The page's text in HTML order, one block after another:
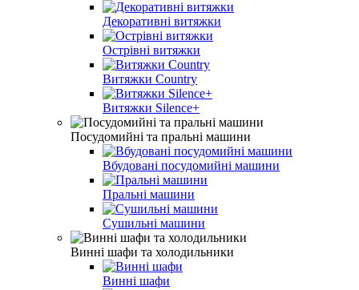
Декоративні витяжки
Острівні витяжки
Витяжки Country
Витяжки Silence+
Посудомийні та пральні машини
Вбудовані посудомийні машини
Пральні машини
Сушильні машини
Винні шафи та холодильники
Винні шафи